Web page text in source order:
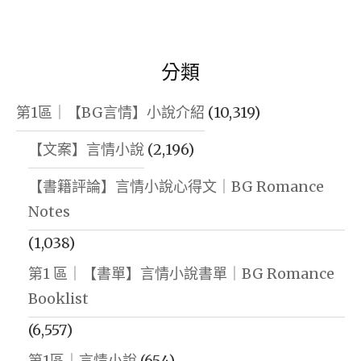
分類
第1區｜【BG言情】小說介紹 (10,319)
【文案】言情小說 (2,196)
【書籍評論】言情小說心得文｜BG Romance
Notes
(1,038)
第1 區｜【書單】言情小說書單｜BG Romance
Booklist
(6,557)